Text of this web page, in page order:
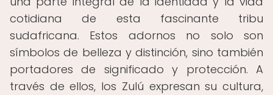
cotidiana de esta fascinante tribu
sudafricana. Estos adornos no solo son
símbolos de belleza y distinción, sino también
portadores de significado y protección. A
través de ellos, los Zulú expresan su cultura,